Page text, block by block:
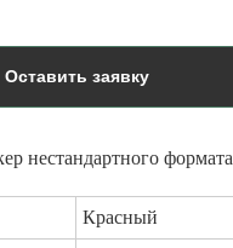
Оставить заявку
нестандартного формата
Красный